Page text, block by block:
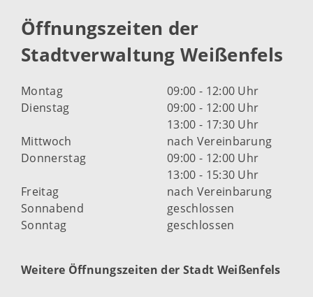
Öffnungszeiten der
Stadtverwaltung Weißenfels
Montag
09:00 - 12:00 Uhr
Dienstag
09:00 - 12:00 Uhr
13:00 - 17:30 Uhr
Mittwoch
nach Vereinbarung
Donnerstag
09:00 - 12:00 Uhr
13:00 - 15:30 Uhr
Freitag
nach Vereinbarung
Sonnabend
geschlossen
Sonntag
geschlossen
Weitere Öffnungszeiten der Stadt Weißenfels